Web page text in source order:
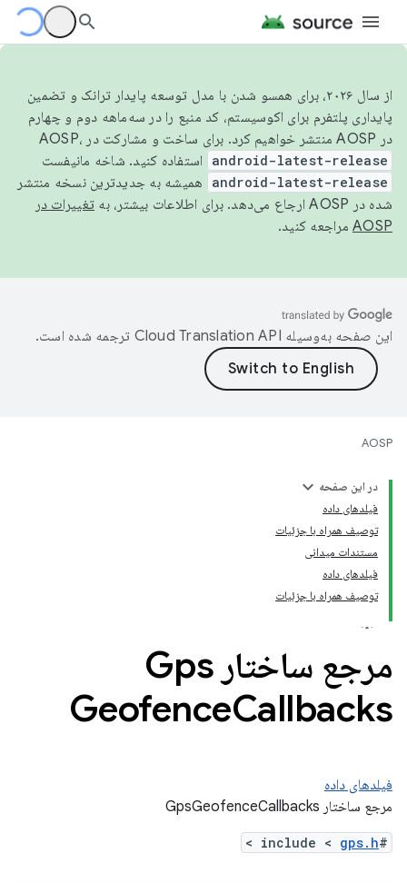
از سال ۲۰۲۶، برای همسو شدن با مدل توسعه پایدار ترانک و تضمین
پایداری پلتفرم برای اکوسیستم، کد منبع را در سه‌ماهه دوم و چهارم
در AOSP منتشر خواهیم کرد. برای ساخت و مشارکت در AOSP،
android-latest-release استفاده کنید. شاخه مانیفست
android-latest-release
همیشه به جدیدترین نسخه منتشر
شده در AOSP ارجاع می‌دهد. برای اطلاعات بیشتر، به
تغییرات در
AOSP مراجعه کنید.
این صفحه به‌وسیله ترجمه شده است.
AOSP
در این صفحه
فیلدهای داده
توصیف همراه با جزئیات
مستندات میدانی
فیلدهای داده
توصیف همراه با جزئیات
مرجع ساختار Gps
GeofenceCallbacks
فیلدهای داده
مرجع ساختار GpsGeofenceCallbacks
#include <
gps.h
>